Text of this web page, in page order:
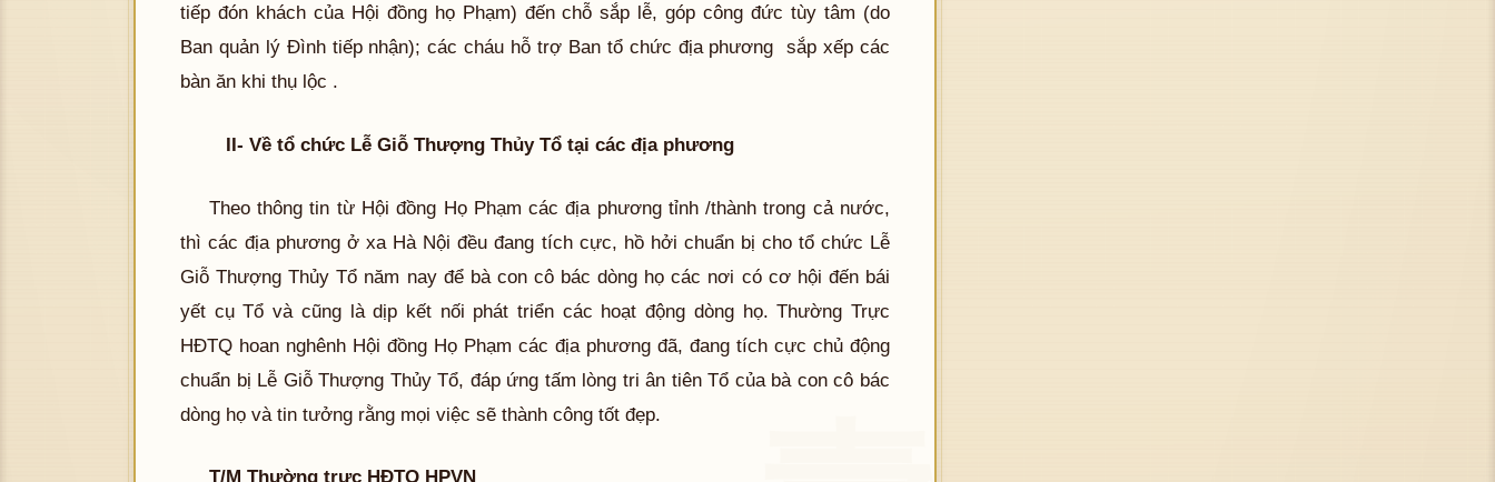
tiếp đón khách của Hội đồng họ Phạm) đến chỗ sắp lễ, góp công đức tùy tâm (do
Ban quản lý Đình tiếp nhận); các cháu hỗ trợ Ban tổ chức địa phương sắp xếp các
bàn ăn khi thụ lộc .
II- Về tổ chức Lễ Giỗ Thượng Thủy Tổ tại các địa phương
Theo thông tin từ Hội đồng Họ Phạm các địa phương tỉnh /thành trong cả nước,
thì các địa phương ở xa Hà Nội đều đang tích cực, hồ hởi chuẩn bị cho tổ chức Lễ
Giỗ Thượng Thủy Tổ năm nay để bà con cô bác dòng họ các nơi có cơ hội đến bái
yết cụ Tổ và cũng là dịp kết nối phát triển các hoạt động dòng họ. Thường Trực
HĐTQ hoan nghênh Hội đồng Họ Phạm các địa phương đã, đang tích cực chủ động
chuẩn bị Lễ Giỗ Thượng Thủy Tổ, đáp ứng tấm lòng tri ân tiên Tổ của bà con cô bác
dòng họ và tin tưởng rằng mọi việc sẽ thành công tốt đẹp.
T/M Thường trực HĐTQ HPVN